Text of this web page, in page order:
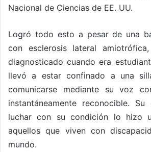
Nacional de Ciencias de EE. UU.
Logró todo esto a pesar de una
con esclerosis lateral
diagnosticado cuando era
llevó a estar confinado a una
comunicarse mediante su voz
instantáneamente reconocible. Su
luchar con su condición lo hizo
aquellos que viven con
mundo.